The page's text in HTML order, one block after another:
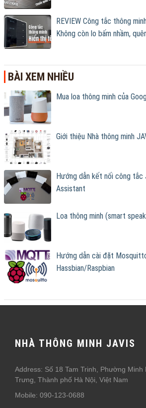
REVIEW Công tắc thông
Không còn lo bấm nhầm,
BÀI XEM NHIỀU
Mua loa thông minh của
Giới thiệu Nhà thông minh
Hướng dẫn kết nối công tắc
Assistant
Loa thông minh (smart
Hướng dẫn cài đặt
Hassbian/Raspbian
NHÀ THÔNG MINH JAVIS
Address: Số 18 Tam Trinh, Phường Minh
Trưng, Thành phố Hà Nội, Việt Nam
Mobile: 090-123-0688